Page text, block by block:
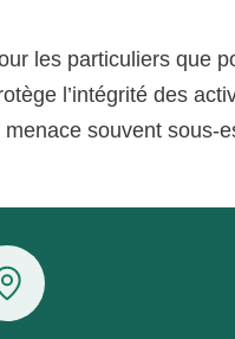
les particuliers que
l’intégrité des
souvent sous-